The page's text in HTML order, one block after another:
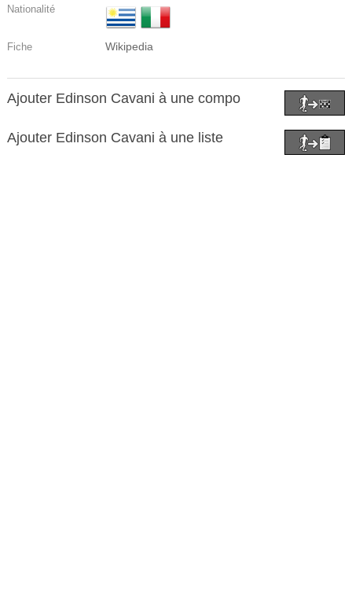
Nationalité
Fiche Wikipedia
Ajouter Edinson Cavani à une compo
Ajouter Edinson Cavani à une liste